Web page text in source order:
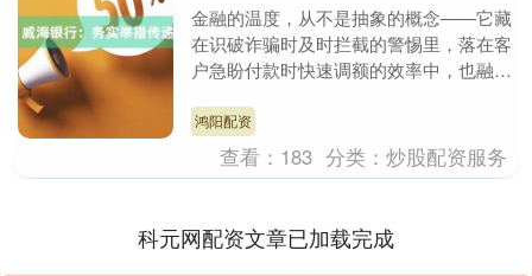
金融的温度，从不是抽象的概念——它藏
在识破诈骗时及时拦截的警惕里，落在客
户急盼付款时快速调额的效率中，也融在
期，威海银行通过一....
鸿阳配资
查看： 183 分类：炒股配资服务
科元网配资文章已加载完成